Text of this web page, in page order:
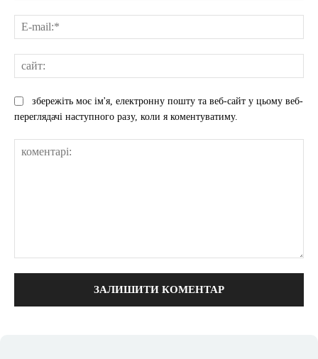
збережіть моє ім'я, електронну пошту та веб-сайт у цьому веб-
переглядачі наступного разу, коли я коментуватиму.